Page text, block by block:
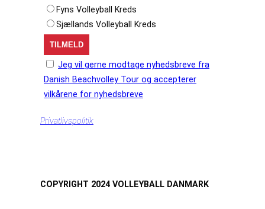
Fyns Volleyball Kreds
Sjællands Volleyball Kreds
Jeg vil gerne modtage nyhedsbreve fra
Danish Beachvolley Tour og accepterer
vilkårene for nyhedsbreve
Privatlivspolitik
COPYRIGHT 2024 VOLLEYBALL DANMARK